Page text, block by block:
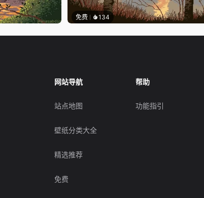
免费 134
网站导航
站点地图
壁纸分类大全
精选推荐
免费
帮助
功能指引